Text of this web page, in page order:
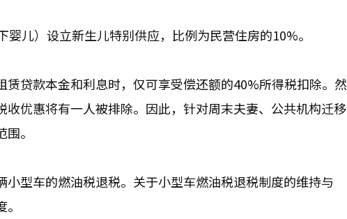
儿）设立新生儿特别供应，比例为民营住房的10%。
贷款本金和利息时，仅可享受偿还额的40%所得税扣除。然
优惠将有一人被排除。因此，针对周末夫妻、公共机构迁移
。
型车的燃油税退税。关于小型车燃油税退税制度的维持与